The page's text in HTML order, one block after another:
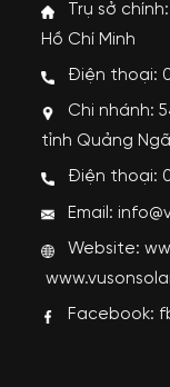
Trụ sở chính:
Hồ Chí Minh
Điện thoại:
Chi nhánh:
tỉnh Quảng
Điện thoại:
Email:
Website:
Facebook: